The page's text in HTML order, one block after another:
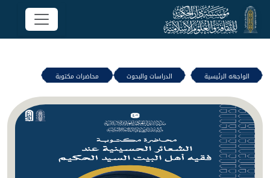
الواجهه الرئيسية الدراسات والبحوث محاضرات مكتوبة